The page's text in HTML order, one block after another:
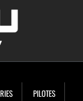
PILOTES